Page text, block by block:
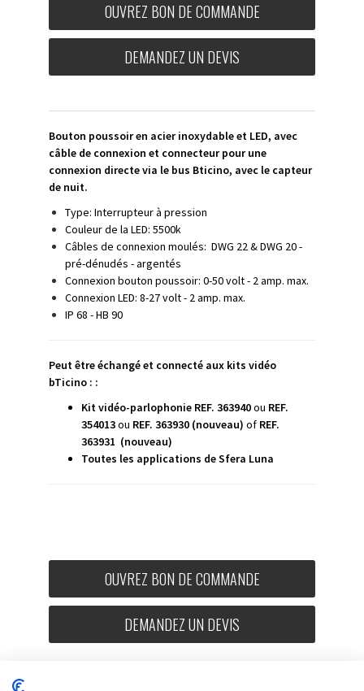
OUVREZ BON DE COMMANDE
DEMANDEZ UN DEVIS
Bouton poussoir en acier inoxydable et LED, avec
câble de connexion et connecteur pour une
connexion directe via le bus Bticino, avec le capteur
de nuit.
Type: Interrupteur à pression
Couleur de la LED: 5500k
Câbles de connexion moulés: DWG 22 & DWG 20 -
pré-dénudés - argentés
Connexion bouton poussoir: 0-50 volt - 2 amp. max.
Connexion LED: 8-27 volt - 2 amp. max.
IP 68 - HB 90
Peut être échangé et connecté aux kits vidéo
bTicino : :
Kit vidéo-parlophonie REF. 363940ou REF.
354013ou REF. 363930 (nouveau) of REF.
363931 (nouveau)
Toutes les applications de Sfera Luna
OUVREZ BON DE COMMANDE
DEMANDEZ UN DEVIS